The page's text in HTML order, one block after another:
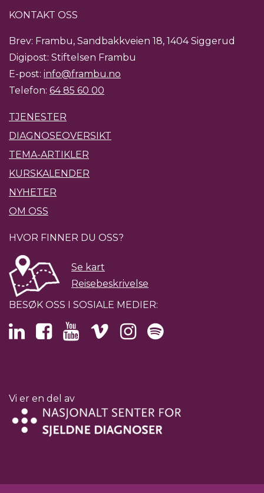
KONTAKT OSS
Brev: Frambu, Sandbakkveien 18, 1404 Siggerud
Digipost: Stiftelsen Frambu
E-post: info@frambu.no
Telefon: 64 85 60 00
TJENESTER
DIAGNOSEOVERSIKT
TEMA-ARTIKLER
KURSKALENDER
NYHETER
OM OSS
HVOR FINNER DU OSS?
Se kart
Reisebeskrivelse
BESØK OSS I SOSIALE MEDIER:
Vi er en del av